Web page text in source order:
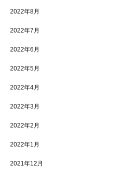
2022年8月
2022年7月
2022年6月
2022年5月
2022年4月
2022年3月
2022年2月
2022年1月
2021年12月